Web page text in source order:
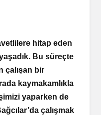
hitap eden
Bu süreçte
çalışan bir
kaymakamlıkla
yaparken de
çalışmak